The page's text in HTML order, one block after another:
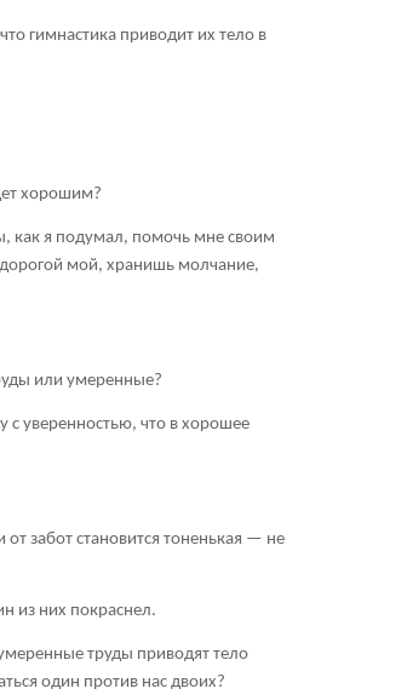
гимнастика приводит их тело в
хорошим?
как я подумал, помочь мне своим
мой, хранишь молчание,
или умеренные?
с уверенностью, что в хорошее
забот становится тоненькая — не
из них покраснел.
труды приводят тело
один против нас двоих?